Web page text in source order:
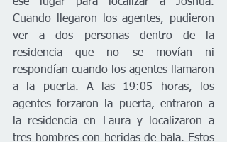
Cuando llegaron los agentes, pudieron
ver a dos personas dentro de la
residencia que no se movían ni
respondían cuando los agentes llamaron
a la puerta. A las 19:05 horas, los
agentes forzaron la puerta, entraron a
la residencia en Laura y localizaron a
tres hombres con heridas de bala. Estos